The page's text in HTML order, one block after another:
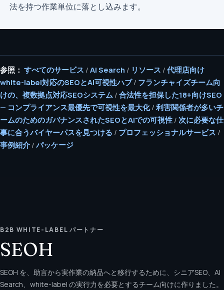
法を持つ作業単位に落とし込みます。
参照： すべてのサービス / AI Search / リソース / 代理店向け
white-label対応のSEOとAI可視性ハブ/ フランチャイズチーム向
けの、複数拠点対応SEOシステム / 合法性を担保した18+向けSEO
— コンプライアンス最優先で可視性を最大化/ 利害関係者が多いチ
ームのためのガバナンスされたSEOとAIでの可視性 / 次に必要な仕
事に合うバイヤーパスを見つける / プロフェッショナルサービス /
事例紹介 / パッケージ
B2B WHITE-LABEL パートナー
SEOH
SEOH を、助言から実作業の納品へと移行するために、シニアSEO、AI
Search、white-label の実行力を必要とするチーム向けに作りました。